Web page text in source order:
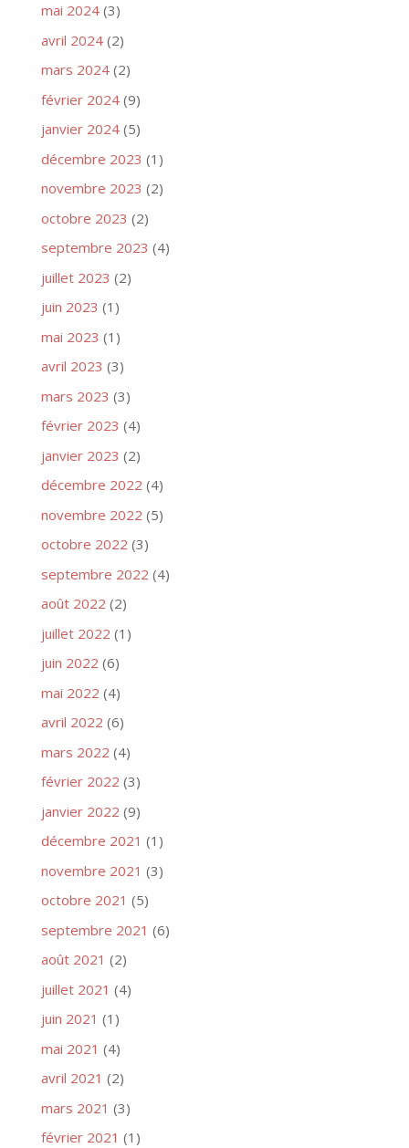
mai 2024(3)
avril 2024(2)
mars 2024(2)
février 2024(9)
janvier 2024(5)
décembre 2023 (1)
novembre 2023 (2)
octobre 2023 (2)
septembre 2023 (4)
juillet 2023 (2)
juin 2023 (1)
mai 2023 (1)
avril 2023 (3)
mars 2023 (3)
février 2023 (4)
janvier 2023 (2)
décembre 2022 (4)
novembre 2022 (5)
octobre 2022 (3)
septembre 2022 (4)
août 2022 (2)
juillet 2022 (1)
juin 2022 (6)
mai 2022 (4)
avril 2022 (6)
mars 2022 (4)
février 2022 (3)
janvier 2022 (9)
décembre 2021 (1)
novembre 2021 (3)
octobre 2021 (5)
septembre 2021 (6)
août 2021 (2)
juillet 2021 (4)
juin 2021 (1)
mai 2021 (4)
avril 2021 (2)
mars 2021 (3)
février 2021 (1)